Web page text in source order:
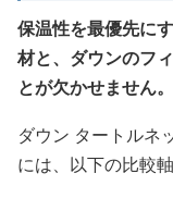
保温性を最優先に
材と、ダウンのフ
とが欠かせません。
ダウン タートルネ
には、以下の比較